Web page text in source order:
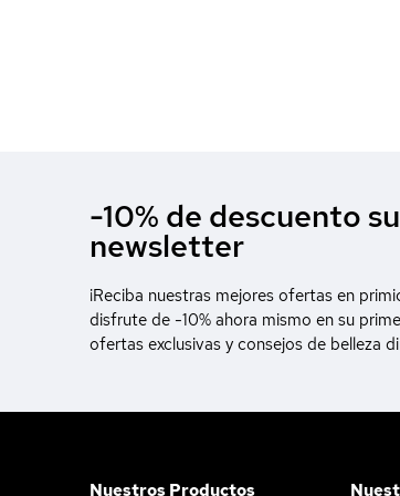
-10% de descuento
newsletter
¡Reciba nuestras mejores ofertas en
disfrute de -10% ahora mismo en su
ofertas exclusivas y consejos de belleza
Nuestros Productos